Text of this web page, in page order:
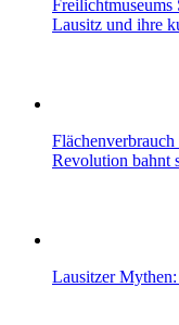
Lausitz und ihre
Revolution bahnt
Lausitzer